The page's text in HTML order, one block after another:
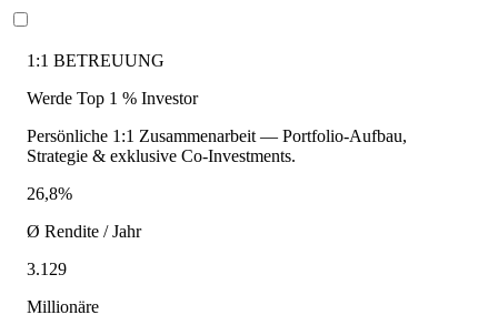
1:1 BETREUUNG
Werde Top 1 % Investor
Persönliche 1:1 Zusammenarbeit — Portfolio-Aufbau,
Strategie & exklusive Co-Investments.
26,8%
Ø Rendite / Jahr
3.129
Millionäre